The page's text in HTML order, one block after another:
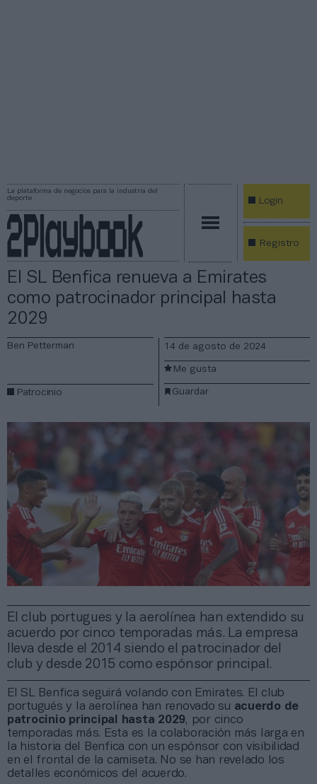
La plataforma de negocios para la industria del
deporte
Login
Registro
El SL Benfica renueva a Emirates
como patrocinador principal hasta
2029
El club portugues y la aerolínea han extendido su
acuerdo por cinco temporadas más. La empresa
lleva desde el 2014 siendo el patrocinador del
club y desde 2015 como espónsor principal.
Ben Petterman
Patrocinio
14 de agosto de 2024
Guardar
Me gusta
El SL Benfica seguirá volando con Emirates. El club
portugués y la aerolínea han renovado su acuerdo de
patrocinio principal hasta 2029, por cinco
temporadas más. Esta es la colaboración más larga en
la historia del Benfica con un espónsor con visibilidad
en el frontal de la camiseta. No se han revelado los
detalles económicos del acuerdo.